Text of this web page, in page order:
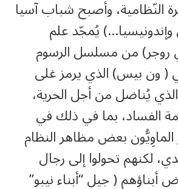
النّظامية، وأصبح شباب آسيا
وإندونيسيا…) يُمجّد علم
روجر) من مسلسل الرسوم
( ون بيس) الذي يرمز غلى
يُناضل من أجل الحرية،
الفساد، بما في ذلك في
بعض مظاهر النظام
لكنهم تحولوا إلى رجال
( جيل “أبناء نيبو”